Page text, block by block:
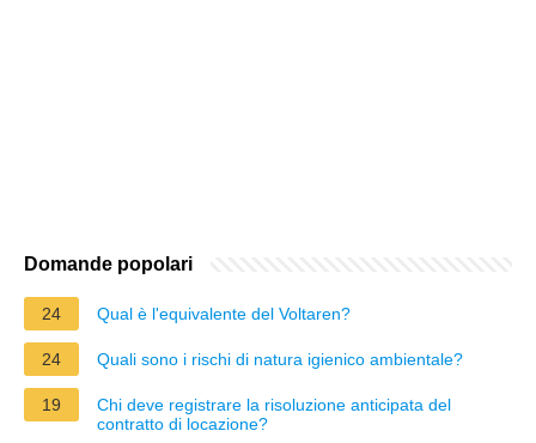
Domande popolari
24 Qual è l'equivalente del Voltaren?
24 Quali sono i rischi di natura igienico ambientale?
19
Chi deve registrare la risoluzione anticipata del
contratto di locazione?